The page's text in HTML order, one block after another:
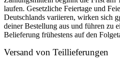
laufen. Gesetzliche Feiertage und
Deutschlands variieren, wirken sich
deiner Bestellung aus und führen zu
Belieferung frühestens auf den
Versand von Teillieferungen